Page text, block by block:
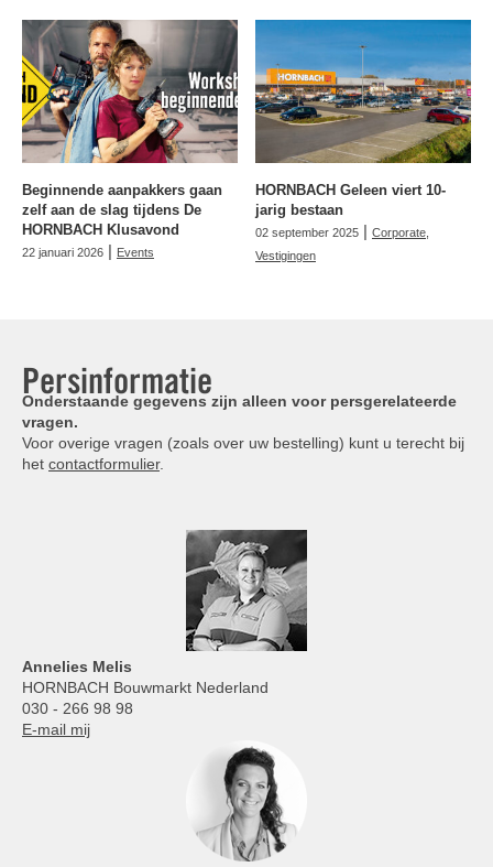
Beginnende aanpakkers gaan
zelf aan de slag tijdens De
HORNBACH Klusavond
22 januari 2026 Events
HORNBACH Geleen viert 10-
jarig bestaan
02 september 2025 Corporate,
Vestigingen
Persinformatie
Onderstaande gegevens zijn alleen voor persgerelateerde
vragen.
Voor overige vragen (zoals over uw bestelling) kunt u terecht bij
het contactformulier.
Annelies Melis
HORNBACH Bouwmarkt Nederland
030 - 266 98 98
E-mail mij